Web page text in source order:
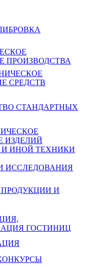
ПРОИЗВОДСТВА
СРЕДСТВ
СТАНДАРТНЫХ
ИЗДЕЛИЙ
ИНОЙ ТЕХНИКИ
ИССЛЕДОВАНИЯ
И
ГОСТИНИЦ